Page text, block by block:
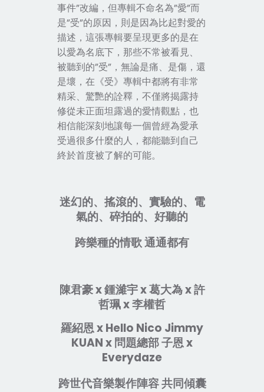
事件”改編，但專輯不命名為”愛”而
是”受”的原因，則是因為比起對愛的
描述，這張專輯要呈現更多的是在
以愛為名底下，那些不常被看見、
被聽到的”受”，無論是痛、是傷，還
是壞，在《受》 專輯中都將有非常
精采、驚艷的詮釋，不僅將揭露持
修從未正面坦露過的愛情觀點，也
相信能深刻地讓每一個曾經為愛承
受過很多什麼的人，都能聽到自己
終於首度被了解的可能。
迷幻的、搖滾的、實驗的、電
氣的、碎拍的、好聽的
跨樂種的情歌 通通都有
陳君豪 x 鍾濰宇 x 葛大為 x 許
哲珮 x 李權哲
羅紹恩 x Hello Nico Jimmy
KUAN x 問題總部 子恩 x
Everydaze
跨世代音樂製作陣容 共同傾囊